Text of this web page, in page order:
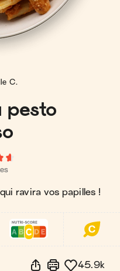
pesto
ravira vos papilles !
C.
45.9k